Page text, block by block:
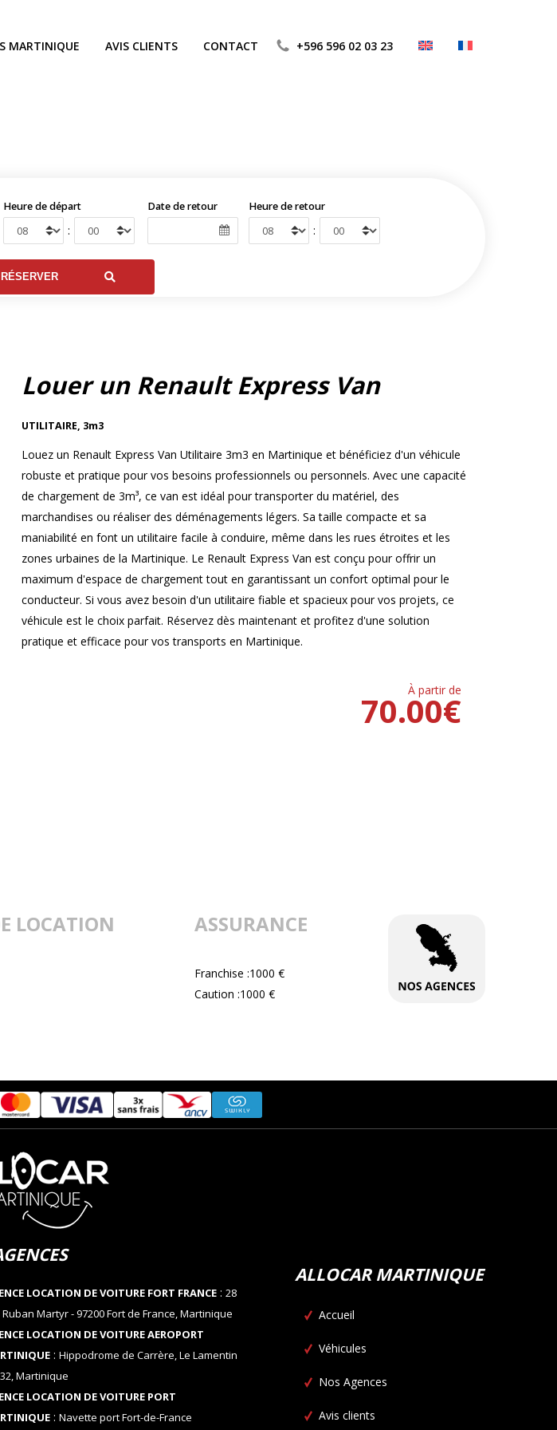
MARTINIQUE AVIS CLIENTS CONTACT +596 596 02 03 23
Heure de départ
:
Date de retour Heure de retour
:
Louer un Renault Express Van
UTILITAIRE, 3m3
Louez un Renault Express Van Utilitaire 3m3 en Martinique et bénéficiez d'un véhicule
robuste et pratique pour vos besoins professionnels ou personnels. Avec une capacité
de chargement de 3m³, ce van est idéal pour transporter du matériel, des
marchandises ou réaliser des déménagements légers. Sa taille compacte et sa
maniabilité en font un utilitaire facile à conduire, même dans les rues étroites et les
zones urbaines de la Martinique. Le Renault Express Van est conçu pour offrir un
maximum d'espace de chargement tout en garantissant un confort optimal pour le
conducteur. Si vous avez besoin d'un utilitaire fiable et spacieux pour vos projets, ce
véhicule est le choix parfait. Réservez dès maintenant et profitez d'une solution
pratique et efficace pour vos transports en Martinique.
À partir de
€
70.00
LOCATION ASSURANCE
Franchise :1000 €
Caution :1000 €
LOCATION DE VOITURE FORT FRANCE: 28
Martyr - 97200 Fort de France, Martinique
LOCATION DE VOITURE AEROPORT
: Hippodrome de Carrère, Le Lamentin
Martinique
LOCATION DE VOITURE PORT
: Navette port Fort-de-France
ALLOCAR MARTINIQUE
Accueil
Véhicules
Nos Agences
Avis clients